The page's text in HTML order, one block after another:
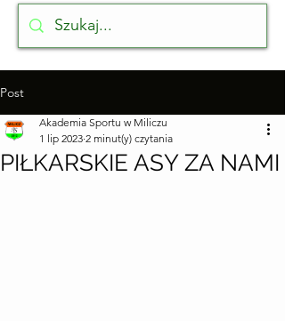
Post
PIŁKARSKIE ASY ZA NAMI
Akademia Sportu w Miliczu
1 lip 2023 2 minut(y) czytania